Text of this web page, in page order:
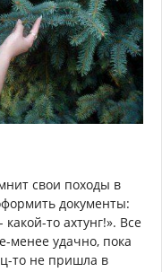
свои походы в
документы:
то ахтунг!». Все
менее удачно, пока
то не пришла в